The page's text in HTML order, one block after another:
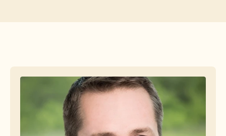
Marketing de producto
Ver más casos de uso